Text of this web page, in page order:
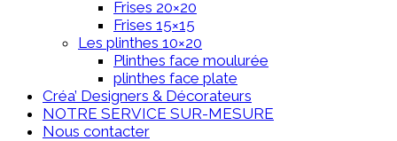
Frises 20×20
Frises 15×15
Les plinthes 10×20
Plinthes face moulurée
plinthes face plate
Créa’ Designers & Décorateurs
NOTRE SERVICE SUR-MESURE
Nous contacter